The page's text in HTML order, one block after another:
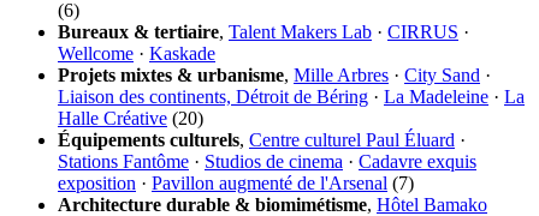
(6)
Bureaux & tertiaire, Talent Makers Lab · CIRRUS ·
Wellcome · Kaskade
Projets mixtes & urbanisme, Mille Arbres · City Sand ·
Liaison des continents, Détroit de Béring · La Madeleine · La
Halle Créative (20)
Équipements culturels, Centre culturel Paul Éluard ·
Stations Fantôme · Studios de cinema · Cadavre exquis
exposition · Pavillon augmenté de l'Arsenal (7)
Architecture durable & biomimétisme, Hôtel Bamako